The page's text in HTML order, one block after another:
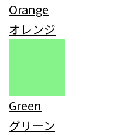
Orange
オレンジ
Green
グリーン